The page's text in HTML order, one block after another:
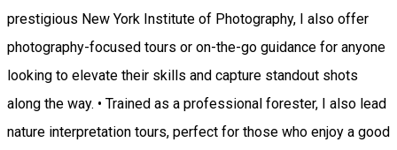
prestigious New York Institute of Photography, I also offer
photography-focused tours or on-the-go guidance for anyone
looking to elevate their skills and capture standout shots
along the way. • Trained as a professional forester, I also lead
nature interpretation tours, perfect for those who enjoy a good